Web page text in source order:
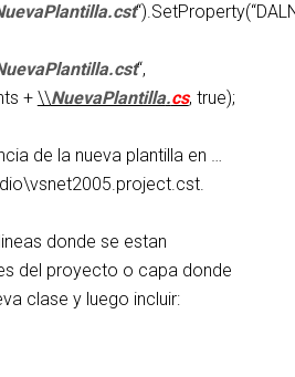
.cst
.cst“,
+ \\NuevaPlantilla.cs, true);
de la nueva plantilla en …
donde se estan
del proyecto o capa donde
clase y luego incluir: